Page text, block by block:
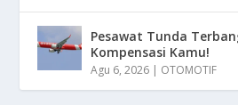
Pesawat Tunda
Kompensasi Kamu!
Agu 6, 2026 | OTOMOTIF